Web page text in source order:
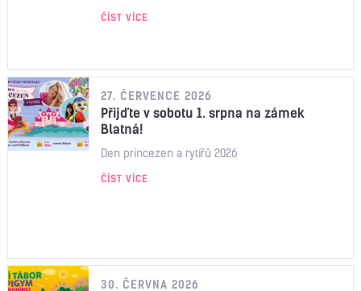
ČÍST VÍCE
27. ČERVENCE 2026
Přijďte v sobotu 1. srpna na zámek
Blatná!
Den princezen a rytířů 2026
ČÍST VÍCE
30. ČERVNA 2026